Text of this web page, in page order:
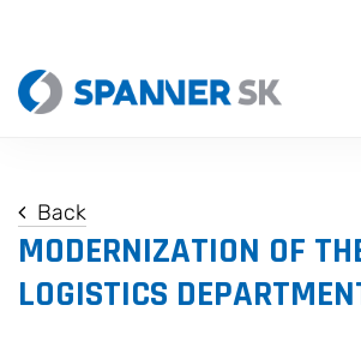
Back
MODERNIZATION OF
LOGISTICS